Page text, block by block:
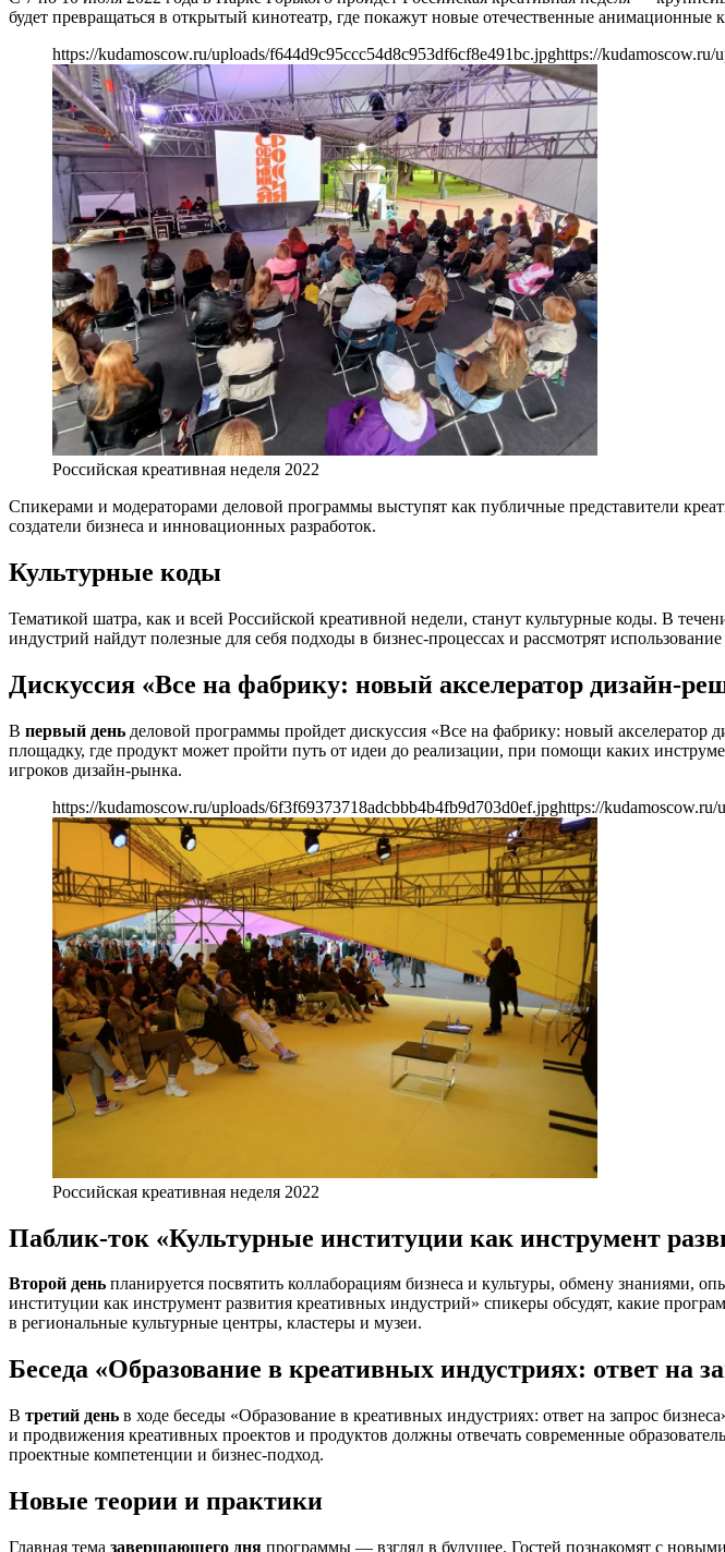
будет превращаться в открытый кинотеатр, где покажут новые отечественные
https://kudamoscow.ru/uploads/f644d9c95ccc54d8c953df6cf8e491bc.jpghttps://kudamoscow.ru/
Российская креативная неделя 2022
Спикерами и модераторами деловой программы выступят как публичные представители
создатели бизнеса и инновационных разработок.
Культурные коды
Тематикой шатра, как и всей Российской креативной недели, станут культурные коды. В
индустрий найдут полезные для себя подходы в бизнес-процессах и рассмотрят
Дискуссия «Все на фабрику: новый акселератор дизайн-
В первый день деловой программы пройдет дискуссия «Все на фабрику: новый акселератор
площадку, где продукт может пройти путь от идеи до реализации, при помощи каких
игроков дизайн-рынка.
https://kudamoscow.ru/uploads/6f3f69373718adcbbb4b4fb9d703d0ef.jpghttps://
Российская креативная неделя 2022
Паблик-ток «Культурные институции как инструмент
Второй день планируется посвятить коллаборациям бизнеса и культуры, обмену
институции как инструмент развития креативных индустрий» спикеры обсудят, какие
в региональные культурные центры, кластеры и музеи.
Беседа «Образование в креативных индустриях: ответ на
В третий день в ходе беседы «Образование в креативных индустриях: ответ на запрос
и продвижения креативных проектов и продуктов должны отвечать современные
проектные компетенции и бизнес-подход.
Новые теории и практики
Главная тема завершающего дня программы — взгляд в будущее. Гостей познакомят с